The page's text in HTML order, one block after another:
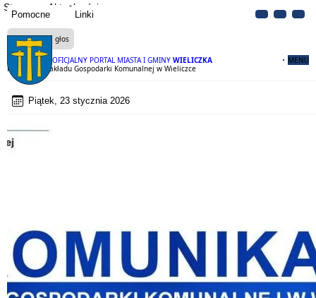
Pomocne Linki
OFICJALNY PORTAL MIASTA I GMINY WIELICZKA MENU
Strona Aktualności
Czytaj na głos
Komunikat Zakładu Gospodarki Komunalnej w Wieliczce
Piątek, 23 stycznia 2026